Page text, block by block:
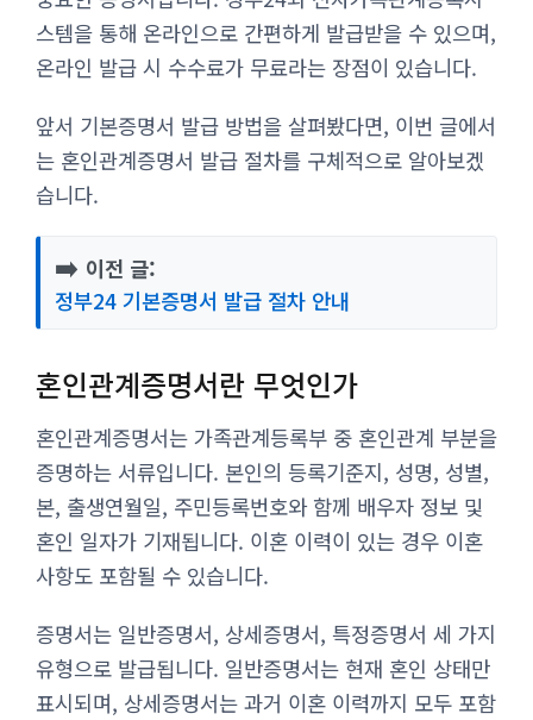
스템을 통해 온라인으로 간편하게 발급받을 수 있으며,
온라인 발급 시 수수료가 무료라는 장점이 있습니다.
앞서 기본증명서 발급 방법을 살펴봤다면, 이번 글에서
는 혼인관계증명서 발급 절차를 구체적으로 알아보겠
습니다.
➡️ 이전 글:
정부24 기본증명서 발급 절차 안내
혼인관계증명서란 무엇인가
혼인관계증명서는 가족관계등록부 중 혼인관계 부분을
증명하는 서류입니다. 본인의 등록기준지, 성명, 성별,
본, 출생연월일, 주민등록번호와 함께 배우자 정보 및
혼인 일자가 기재됩니다. 이혼 이력이 있는 경우 이혼
사항도 포함될 수 있습니다.
증명서는 일반증명서, 상세증명서, 특정증명서 세 가지
유형으로 발급됩니다. 일반증명서는 현재 혼인 상태만
표시되며, 상세증명서는 과거 이혼 이력까지 모두 포함